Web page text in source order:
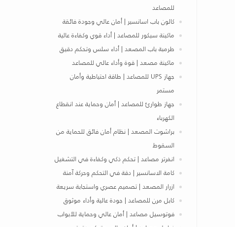
للمصاعد
كالون باب اسانسير | أمان عالي وجودة فائقة
ماكينة سيكور للمصاعد | أداء قوي وكفاءة عالية
طرمبة باب المصعد | أداء سلس وتحكم دقيق
ماكينة مصعد | قوة وأداء عالي للمصاعد
جهاز UPS للمصاعد | طاقة احتياطية وأمان
مستمر
جهاز طوارئ للمصاعد | أمان وحماية عند انقطاع
الكهرباء
براشوت المصعد | نظام أمان فائق للحماية من
السقوط
انفرتر مصاعد | تحكم ذكي وكفاءة في التشغيل
كامة الاسانسير | دقة في التحكم وحركة آمنة
ازرار المصعد | تصميم عصري واستجابة سريعة
كابل مرن للمصاعد | جودة عالية وأداء موثوق
فوتوسيل مصاعد | أمان عالي وحماية للأبواب